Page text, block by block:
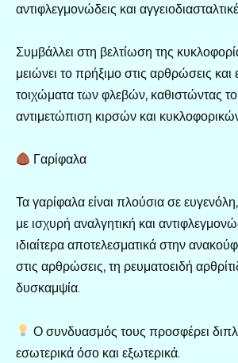
αντιφλεγμονώδεις και
Συμβάλλει στη βελτίωση της
μειώνει το πρήξιμο στις αρθρώσεις και
τοιχώματα των φλεβών, καθιστώντας το
αντιμετώπιση κιρσών και
Γαρίφαλα
Τα γαρίφαλα είναι πλούσια σε
με ισχυρή αναλγητική και
ιδιαίτερα αποτελεσματικά στην
στις αρθρώσεις, τη ρευματοειδή
δυσκαμψία.
Ο συνδυασμός τους προσφέρει
εσωτερικά όσο και εξωτερικά.